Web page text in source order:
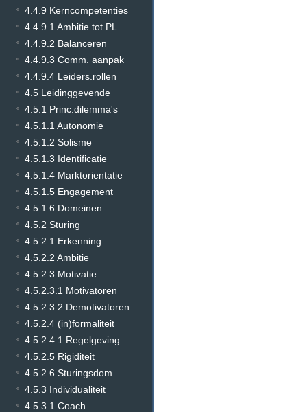
4.4.9 Kerncompetenties
4.4.9.1 Ambitie tot PL
4.4.9.2 Balanceren
4.4.9.3 Comm. aanpak
4.4.9.4 Leiders.rollen
4.5 Leidinggevende
4.5.1 Princ.dilemma's
4.5.1.1 Autonomie
4.5.1.2 Solisme
4.5.1.3 Identificatie
4.5.1.4 Marktorientatie
4.5.1.5 Engagement
4.5.1.6 Domeinen
4.5.2 Sturing
4.5.2.1 Erkenning
4.5.2.2 Ambitie
4.5.2.3 Motivatie
4.5.2.3.1 Motivatoren
4.5.2.3.2 Demotivatoren
4.5.2.4 (in)formaliteit
4.5.2.4.1 Regelgeving
4.5.2.5 Rigiditeit
4.5.2.6 Sturingsdom.
4.5.3 Individualiteit
4.5.3.1 Coach